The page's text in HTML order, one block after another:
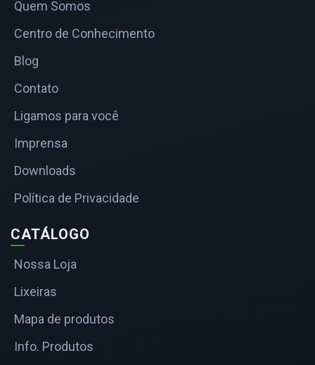
Quem Somos
Centro de Conhecimento
Blog
Contato
Ligamos para você
Imprensa
Downloads
Política de Privacidade
CATÁLOGO
Nossa Loja
Lixeiras
Mapa de produtos
Info. Produtos